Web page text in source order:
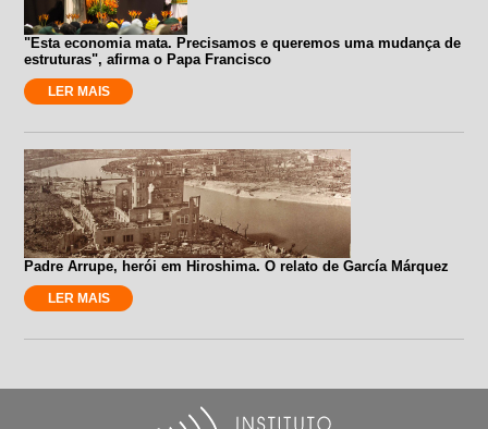
"Esta economia mata. Precisamos e queremos uma mudança de
estruturas", afirma o Papa Francisco
LER MAIS
Padre Arrupe, herói em Hiroshima. O relato de García Márquez
LER MAIS